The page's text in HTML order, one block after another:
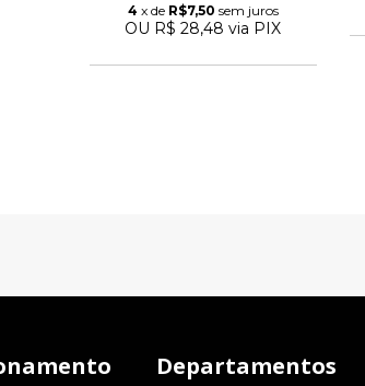
4 x de R$7,50 sem juros
OU R$ 28,48 via PIX
Departamentos